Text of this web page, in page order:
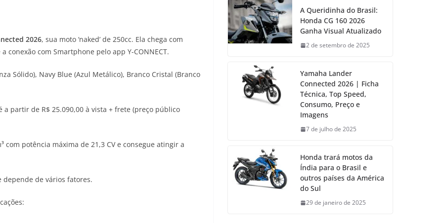
2026, sua moto ‘naked’ de 250cc. Ela chega com
conexão com Smartphone pelo app Y-CONNECT.
Sólido), Navy Blue (Azul Metálico), Branco Cristal (Branco
a partir de R$ 25.090,00 à vista + frete (preço público
potência máxima de 21,3 CV e consegue atingir a
depende de vários fatores.
A Queridinha do Brasil:
Honda CG 160 2026
Ganha Visual Atualizado
2 de setembro de 2025
Yamaha Lander
Connected 2026 | Ficha
Técnica, Top Speed,
Consumo, Preço e
Imagens
7 de julho de 2025
Honda trará motos da
Índia para o Brasil e
outros países da América
do Sul
29 de janeiro de 2025